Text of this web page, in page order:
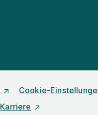
Cookie-
Karriere